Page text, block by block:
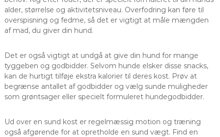
alder, størrelse og aktivitetsniveau. Overfodring kan føre til
overspisning og fedme, så det er vigtigt at måle mængden
af mad, du giver din hund.
Det er også vigtigt at undgå at give din hund for mange
tyggeben og godbidder. Selvom hunde elsker disse snacks,
kan de hurtigt tilføje ekstra kalorier til deres kost. Prøv at
begrænse antallet af godbidder og vælg sunde muligheder
som grøntsager eller specielt formuleret hundegodbidder.
Ud over en sund kost er regelmæssig motion og træning
også afgørende for at opretholde en sund vægt. Find en